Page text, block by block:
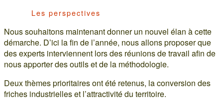
Les perspectives
Nous souhaitons maintenant donner un nouvel élan à cette
démarche. D’ici la fin de l’année, nous allons proposer que
des experts interviennent lors des réunions de travail afin de
nous apporter des outils et de la méthodologie.
Deux thèmes prioritaires ont été retenus, la conversion des
friches industrielles et l’attractivité du territoire.